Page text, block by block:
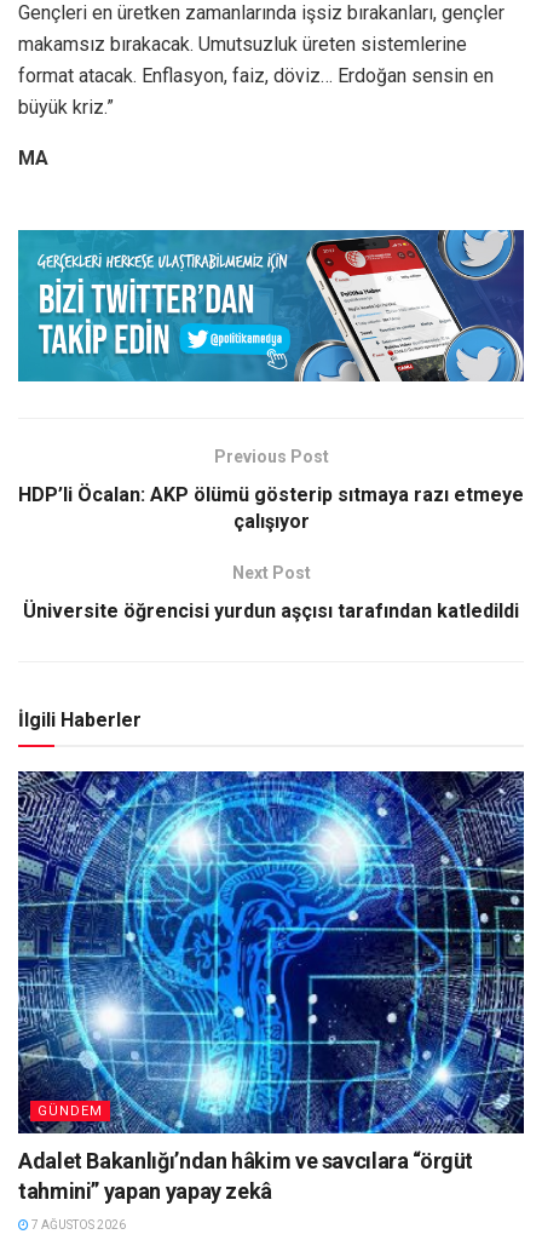
Gençleri en üretken zamanlarında işsiz bırakanları, gençler
makamsız bırakacak. Umutsuzluk üreten sistemlerine
format atacak. Enflasyon, faiz, döviz… Erdoğan sensin en
büyük kriz.”
MA
Previous Post
HDP’li Öcalan: AKP ölümü gösterip sıtmaya razı etmeye
çalışıyor
Next Post
Üniversite öğrencisi yurdun aşçısı tarafından katledildi
İlgili Haberler
GÜNDEM
Adalet Bakanlığı’ndan hâkim ve savcılara “örgüt
tahmini” yapan yapay zekâ
7 AĞUSTOS 2026